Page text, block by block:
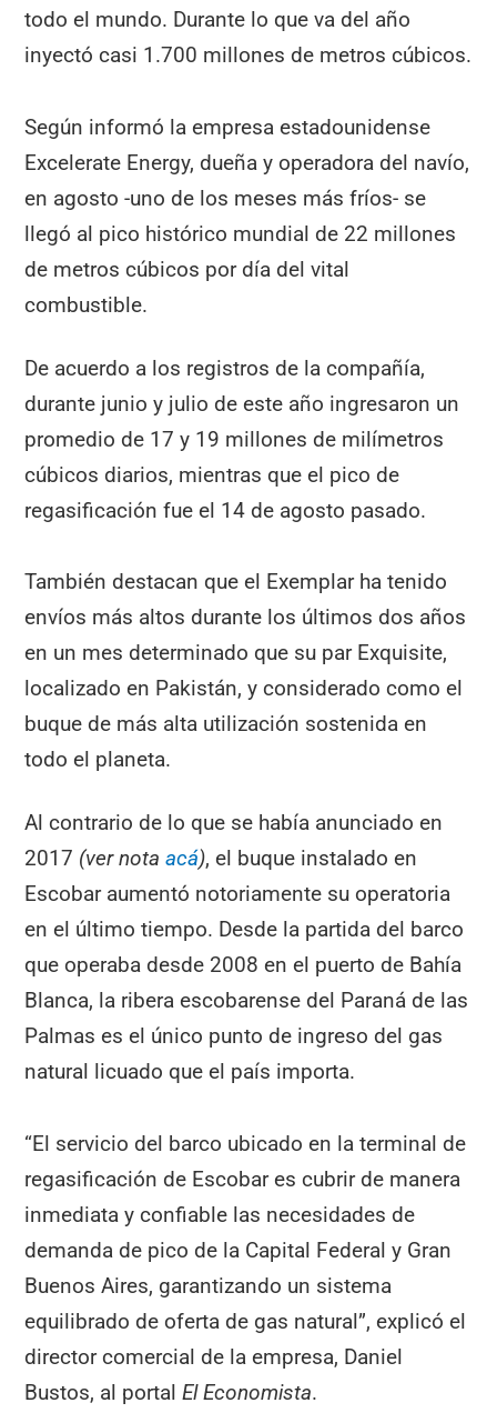
todo el mundo. Durante lo que va del año
inyectó casi 1.700 millones de metros cúbicos.
Según informó la empresa estadounidense
Excelerate Energy, dueña y operadora del navío,
en agosto -uno de los meses más fríos- se
llegó al pico histórico mundial de 22 millones
de metros cúbicos por día del vital
combustible.
De acuerdo a los registros de la compañía,
durante junio y julio de este año ingresaron un
promedio de 17 y 19 millones de milímetros
cúbicos diarios, mientras que el pico de
regasificación fue el 14 de agosto pasado.
También destacan que el Exemplar ha tenido
envíos más altos durante los últimos dos años
en un mes determinado que su par Exquisite,
localizado en Pakistán, y considerado como el
buque de más alta utilización sostenida en
todo el planeta.
Al contrario de lo que se había anunciado en
2017 (ver nota acá), el buque instalado en
Escobar aumentó notoriamente su operatoria
en el último tiempo. Desde la partida del barco
que operaba desde 2008 en el puerto de Bahía
Blanca, la ribera escobarense del Paraná de las
Palmas es el único punto de ingreso del gas
natural licuado que el país importa.
“El servicio del barco ubicado en la terminal de
regasificación de Escobar es cubrir de manera
inmediata y confiable las necesidades de
demanda de pico de la Capital Federal y Gran
Buenos Aires, garantizando un sistema
equilibrado de oferta de gas natural”, explicó el
director comercial de la empresa, Daniel
Bustos, al portalEl Economista.